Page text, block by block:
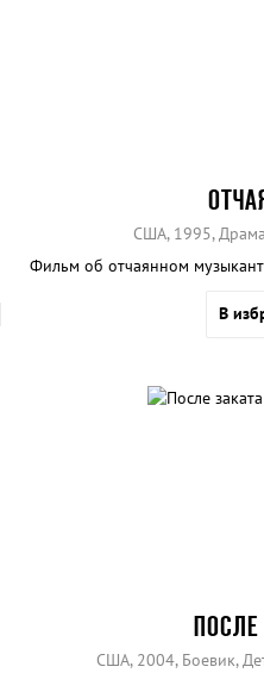
США, 1995,
Фильм об отчаянном
В
США, 2004, Боевик,